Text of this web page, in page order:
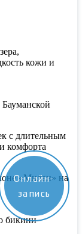
Онлайн-
запись
кожи и
с длительным
комфорта
«Милан» на
бикини